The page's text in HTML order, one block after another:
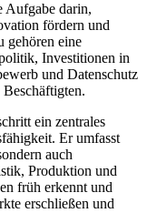
Aufgabe darin,
fördern und
gehören eine
Investitionen in
und Datenschutz
ein zentrales
Er umfasst
auch
Produktion und
früh erkennt und
erschließen und